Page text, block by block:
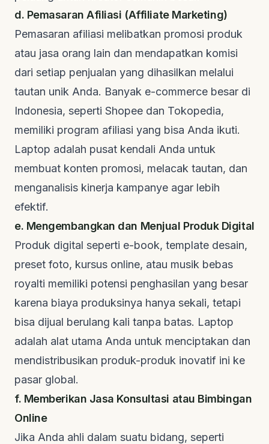
d. Pemasaran Afiliasi (Affiliate Marketing)
Pemasaran afiliasi melibatkan promosi produk
atau jasa orang lain dan mendapatkan komisi
dari setiap penjualan yang dihasilkan melalui
tautan unik Anda. Banyak e-commerce besar di
Indonesia, seperti Shopee dan Tokopedia,
memiliki program afiliasi yang bisa Anda ikuti.
Laptop adalah pusat kendali Anda untuk
membuat konten promosi, melacak tautan, dan
menganalisis kinerja kampanye agar lebih
efektif.
e. Mengembangkan dan Menjual Produk Digital
Produk digital seperti e-book, template desain,
preset foto, kursus online, atau musik bebas
royalti memiliki potensi penghasilan yang besar
karena biaya produksinya hanya sekali, tetapi
bisa dijual berulang kali tanpa batas. Laptop
adalah alat utama Anda untuk menciptakan dan
mendistribusikan produk-produk inovatif ini ke
pasar global.
f. Memberikan Jasa Konsultasi atau Bimbingan
Online
Jika Anda ahli dalam suatu bidang, seperti